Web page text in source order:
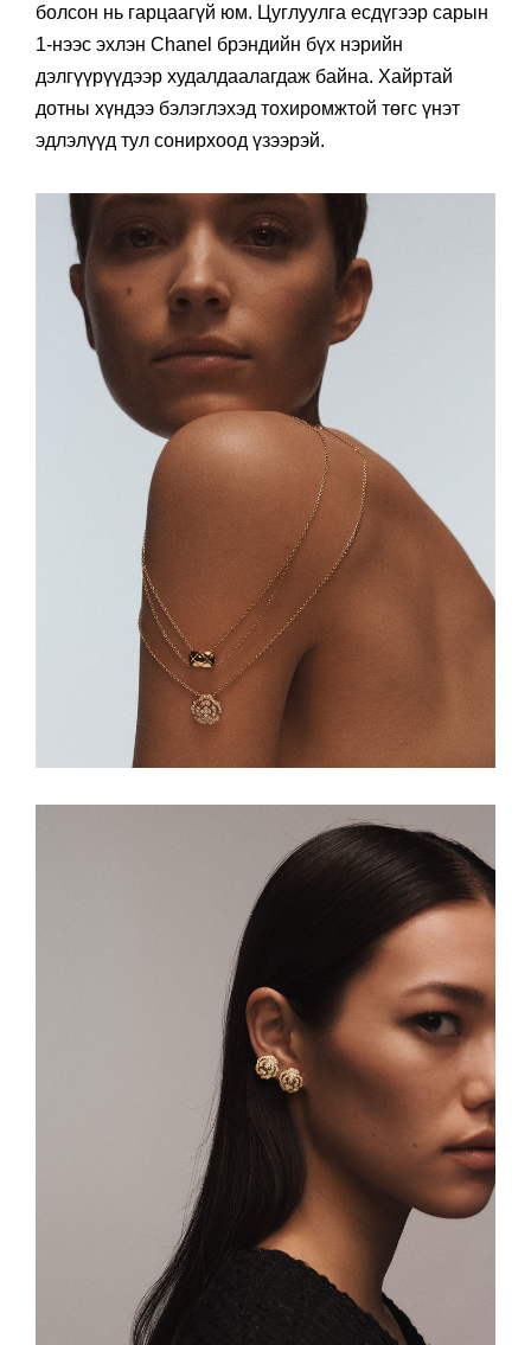
болсон нь гарцаагүй юм. Цуглуулга есдүгээр сарын
1-нээс эхлэн Chanel брэндийн бүх нэрийн
дэлгүүрүүдээр худалдаалагдаж байна. Хайртай
дотны хүндээ бэлэглэхэд тохиромжтой төгс үнэт
эдлэлүүд тул сонирхоод үзээрэй.